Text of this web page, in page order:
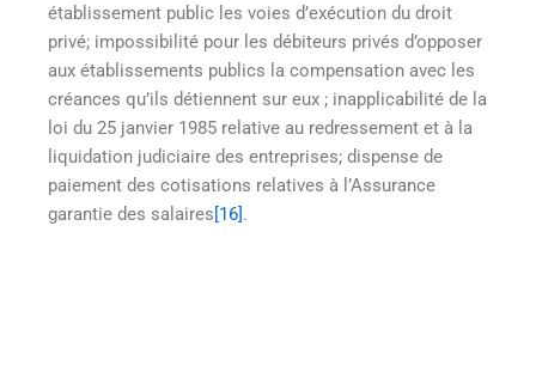
établissement public les voies d’exécution du droit
privé; impossibilité pour les débiteurs privés d’opposer
aux établissements publics la compensation avec les
créances qu’ils détiennent sur eux ; inapplicabilité de la
loi du 25 janvier 1985 relative au redressement et à la
liquidation judiciaire des entreprises; dispense de
paiement des cotisations relatives à l’Assurance
garantie des salaires[16].